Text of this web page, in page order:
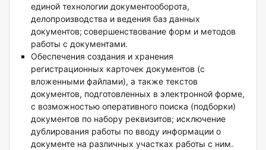
единой технологии документооборота,
делопроизводства и ведения баз данных
документов; совершенствование форм и методов
работы с документами.
Обеспечения создания и хранения
регистрационных карточек документов (с
вложенными файлами), а также текстов
документов, подготовленных в электронной форме,
с возможностью оперативного поиска (подборки)
документов по набору реквизитов; исключение
дублирования работы по вводу информации о
документе на различных участках работы с ним.